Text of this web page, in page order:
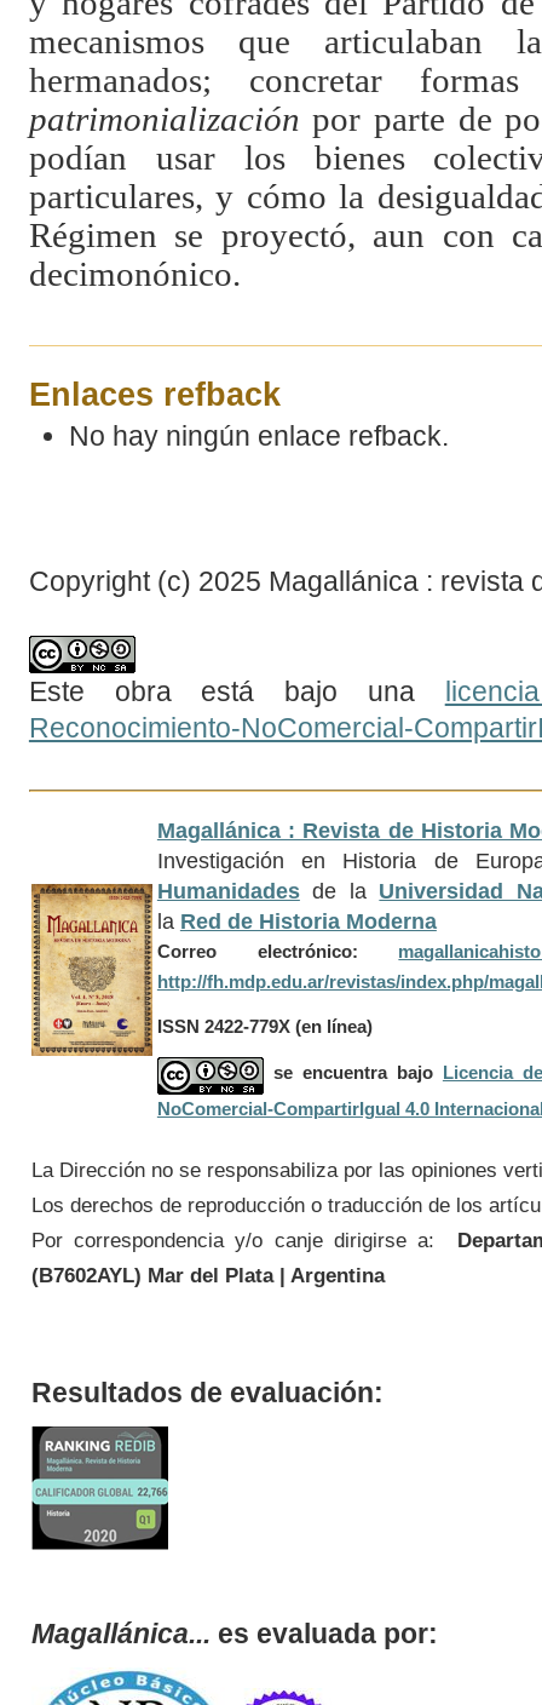
mecanismos que articulaban
hermanados; concretar
patrimonializaciónpor parte de
podían usar los bienes
particulares, y cómo la
Régimen se proyectó, aun con
decimonónico.
Enlaces refback
No hay ningún enlace refback.
Copyright (c) 2025 Magallánica : revista
Este obra está bajo una
Reconocimiento-NoComercial-
Magallánica : Revista de Historia
Investigación en Historia de
Humanidadesde la Universidad
la Red de Historia Moderna
Correo electrónico:
http://fh.mdp.edu.ar/revistas/index.php/
ISSN 2422-779X (en línea)
se encuentra bajo
Licencia
NoComercial-CompartirIgual 4.0
La Dirección no se responsabiliza por las opiniones
Los derechos de reproducción o traducción de los
Por correspondencia y/o canje dirigirse a:
(B7602AYL) Mar del Plata | Argentina
Resultados de evaluación:
Magallánica... es evaluada por: